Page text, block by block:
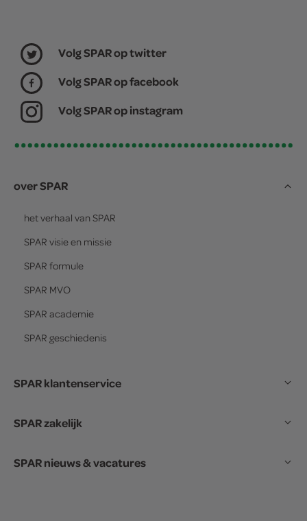
Volg SPAR op twitter
Volg SPAR op facebook
Volg SPAR op instagram
over SPAR
het verhaal van SPAR
SPAR visie en missie
SPAR formule
SPAR MVO
SPAR academie
SPAR geschiedenis
SPAR klantenservice
SPAR zakelijk
SPAR nieuws & vacatures